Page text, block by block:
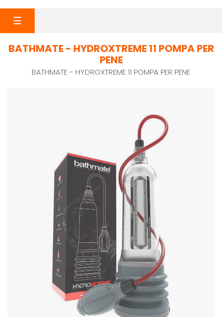
navigazione
☰
BATHMATE - HYDROXTREME 11 POMPA PER
PENE
BATHMATE - HYDROXTREME 11 POMPA PER PENE